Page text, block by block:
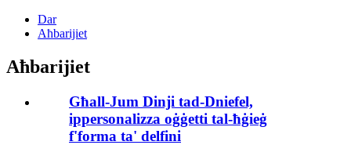
Dar
Aħbarijiet
Aħbarijiet
Għall-Jum Dinji tad-Dniefel,
ippersonalizza oġġetti tal-ħġieġ
f'forma ta' delfini